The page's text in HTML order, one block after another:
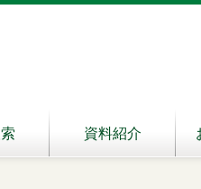
資料紹介